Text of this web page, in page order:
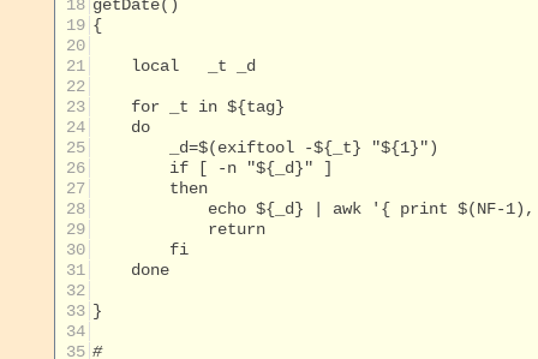
18
19
{
20
21
    local   _t _d
22
23
24
    do
25
26
27
        then
28
29
            return
30
        fi
31
    done
32
33
34
35 #